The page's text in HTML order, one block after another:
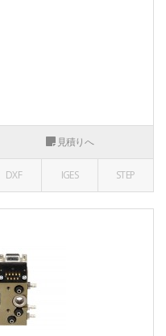
見積りへ
DXF IGES STEP